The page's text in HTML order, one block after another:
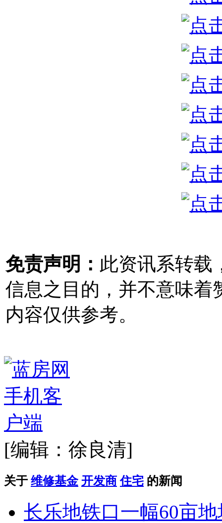
免责声明： 此资讯系转载
信息之目的，并不意味着
内容仅供参考。
[编辑：徐良清]
关于 维修基金 开发商 住宅 的新闻
长乐地铁口一幅60亩